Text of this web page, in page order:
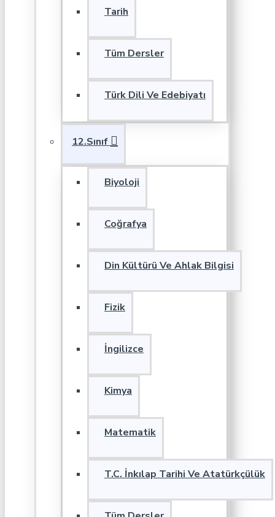
Tarih
Tüm Dersler
Türk Dili Ve Edebiyatı
12.Sınıf
Biyoloji
Coğrafya
Din Kültürü Ve Ahlak Bilgisi
Fizik
İngilizce
Kimya
Matematik
T.C. İnkılap Tarihi Ve Atatürkçülük